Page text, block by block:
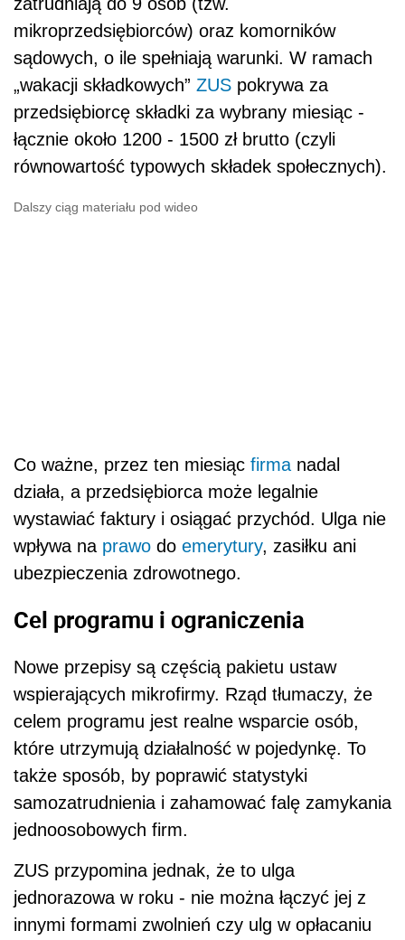
mikroprzedsiębiorców) oraz komorników
sądowych, o ile spełniają warunki. W ramach
„wakacji składkowych” ZUS pokrywa za
przedsiębiorcę składki za wybrany miesiąc -
łącznie około 1200 - 1500 zł brutto (czyli
równowartość typowych składek społecznych).
Dalszy ciąg materiału pod wideo
Co ważne, przez ten miesiąc firma nadal
działa, a przedsiębiorca może legalnie
wystawiać faktury i osiągać przychód. Ulga nie
wpływa na prawo do emerytury, zasiłku ani
ubezpieczenia zdrowotnego.
Cel programu i ograniczenia
Nowe przepisy są częścią pakietu ustaw
wspierających mikrofirmy. Rząd tłumaczy, że
celem programu jest realne wsparcie osób,
które utrzymują działalność w pojedynkę. To
także sposób, by poprawić statystyki
samozatrudnienia i zahamować falę zamykania
jednoosobowych firm.
ZUS przypomina jednak, że to ulga
jednorazowa w roku - nie można łączyć jej z
innymi formami zwolnień czy ulg w opłacaniu